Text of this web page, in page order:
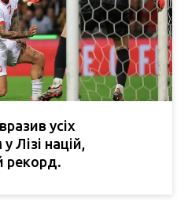
усіх
Лізі націй,
рекорд.